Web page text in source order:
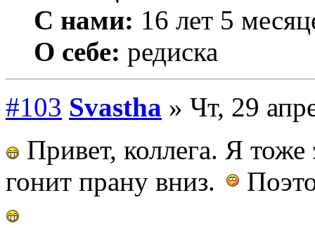
С нами: 16 лет 5
О себе: редиска
#103 Svastha » Чт, 29
Привет, коллега. Я
гонит прану вниз.